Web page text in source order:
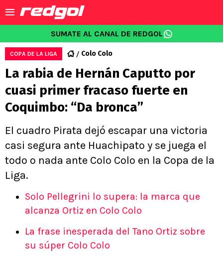
SUMATE AL CANAL DE REDGOL
COPA DE LA LIGA Colo Colo
La rabia de Hernán Caputto por
cuasi primer fracaso fuerte en
Coquimbo: “Da bronca”
El cuadro Pirata dejó escapar una victoria
casi segura ante Huachipato y se juega el
todo o nada ante Colo Colo en la Copa de la
Liga.
Solo Pellegrini lo supera: la marca que
alcanza Ortiz en Colo Colo
La frase inesperada del Tano Ortiz sobre
su súper Colo Colo